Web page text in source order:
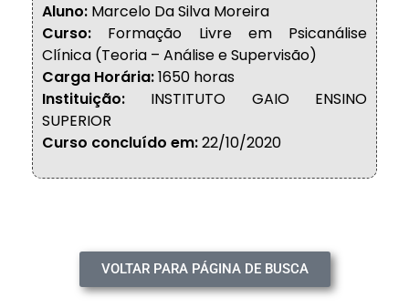
Aluno: Marcelo Da Silva Moreira
Curso: Formação Livre em Psicanálise
Clínica (Teoria – Análise e Supervisão)
Carga Horária:1650 horas
Instituição: INSTITUTO GAIO ENSINO
SUPERIOR
Curso concluído em:22/10/2020
VOLTAR PARA PÁGINA DE BUSCA